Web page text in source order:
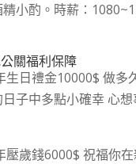
小酌。時薪：
關福利保障
生日禮金10000$ 做多
子中多點小確幸 心
壓歲錢6000$ 祝福你